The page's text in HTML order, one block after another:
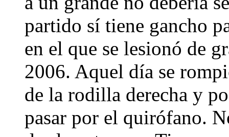
partido sí tiene gancho
en el que se lesionó de
2006. Aquel día se
de la rodilla derecha y
pasar por el quirófano.